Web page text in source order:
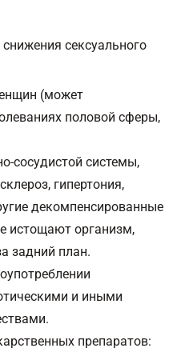
сексуального
(может
половой сферы,
сосудистой системы,
гипертония,
декомпенсированные
истощают организм,
задний план.
и иными
препаратов: